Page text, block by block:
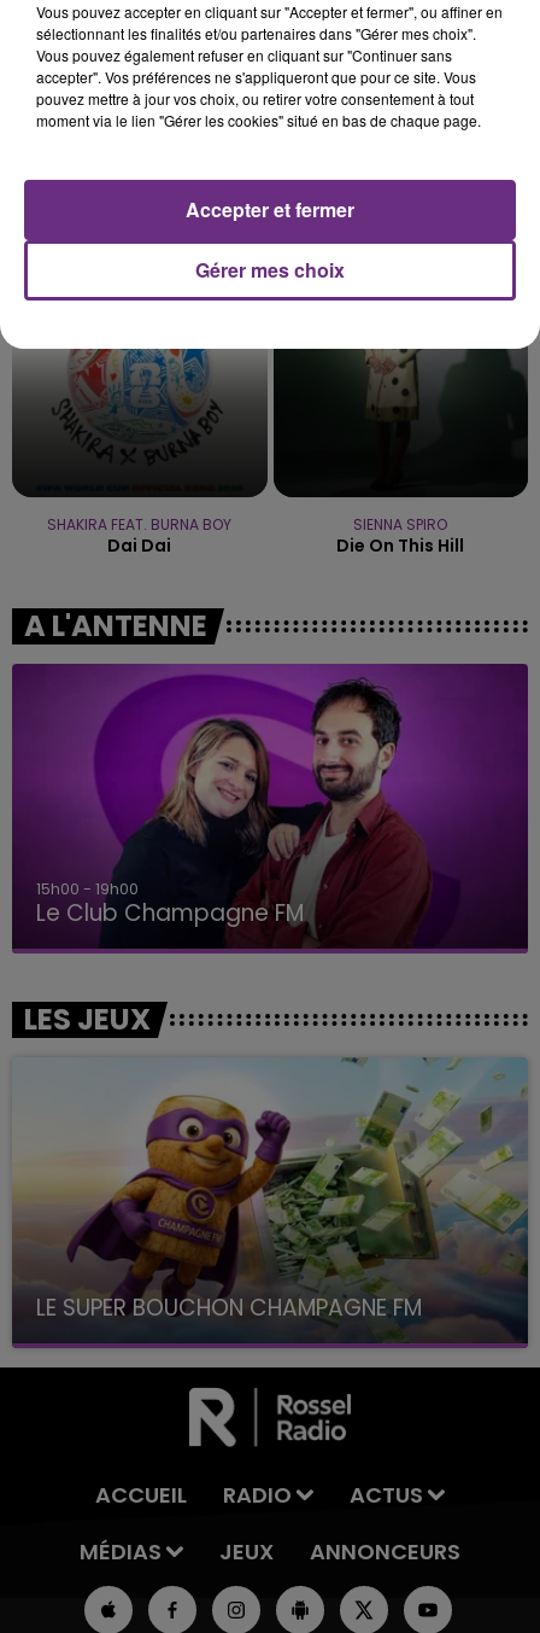
One Track Mind Over My Shoulder
SHAKIRA FEAT. BURNA BOY
Dai Dai
8h25
8h25
SIENNA SPIRO
Die On This Hill
A L'ANTENNE
15h00 - 19h00
Le Club Champagne FM
LES JEUX
LE SUPER BOUCHON CHAMPAGNE FM
avec La Famille Champagne FM, à 8H10
ACCUEIL RADIO
ACTUS
MÉDIAS
JEUX ANNONCEURS
Vous pouvez accepter en cliquant sur "Accepter et fermer", ou affiner en
sélectionnant les finalités et/ou partenaires dans "Gérer mes choix".
Vous pouvez également refuser en cliquant sur "Continuer sans
accepter". Vos préférences ne s'appliqueront que pour ce site. Vous
pouvez mettre à jour vos choix, ou retirer votre consentement à tout
moment via le lien "Gérer les cookies" situé en bas de chaque page.
Gérer mes choix
Accepter et fermer